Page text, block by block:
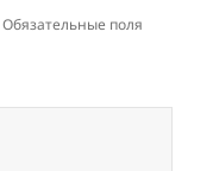
Обязательные поля